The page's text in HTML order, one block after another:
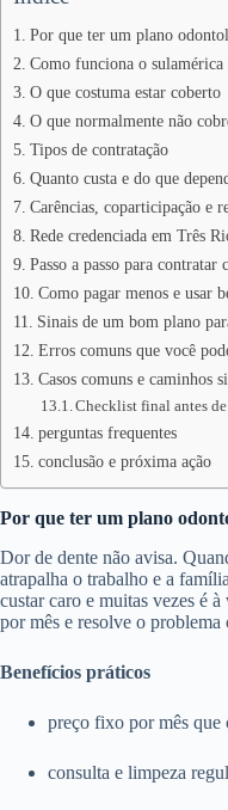
Por que ter um plano
Como funciona o sulamérica
O que costuma estar coberto
O que normalmente não
Tipos de contratação
Quanto custa e do que
Carências, coparticipação e
Rede credenciada em Três
Passo a passo para contratar
Como pagar menos e usar
Sinais de um bom plano
Erros comuns que você
Casos comuns e caminhos
Checklist final antes
perguntas frequentes
conclusão e próxima ação
Por que ter um plano
Dor de dente não avisa.
atrapalha o trabalho e a
custar caro e muitas vezes é
por mês e resolve o
Benefícios práticos
preço fixo por mês que
consulta e limpeza